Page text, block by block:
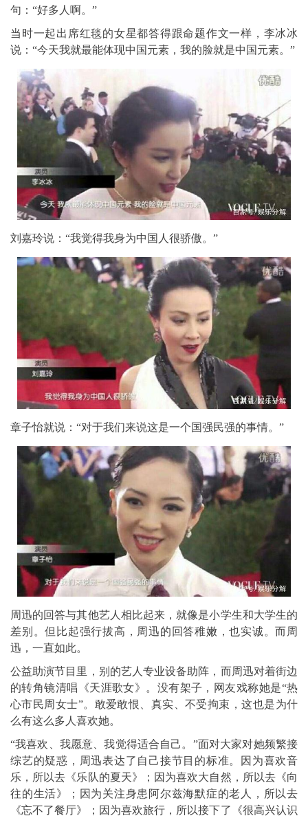
句：“好多人啊。”
当时一起出席红毯的女星都答得跟命题作文一样，李冰冰
说：“今天我就最能体现中国元素，我的脸就是中国元素。”
刘嘉玲说：“我觉得我身为中国人很骄傲。”
章子怡就说：“对于我们来说这是一个国强民强的事情。”
周迅的回答与其他艺人相比起来，就像是小学生和大学生的
差别。但比起强行拔高，周迅的回答稚嫩，也实诚。而周
迅，一直如此。
公益助演节目里，别的艺人专业设备助阵，而周迅对着街边
的转角镜清唱《天涯歌女》。没有架子，网友戏称她是“热
心市民周女士”。敢爱敢恨、真实、不受拘束，这也是为什
么有这么多人喜欢她。
“我喜欢、我愿意、我觉得适合自己。”面对大家对她频繁接
综艺的疑惑，周迅表达了自己接节目的标准。因为喜欢音
乐，所以去《乐队的夏天》；因为喜欢大自然，所以去《向
往的生活》；因为关注身患阿尔兹海默症的老人，所以去
《忘不了餐厅》；因为喜欢旅行，所以接下了《很高兴认识